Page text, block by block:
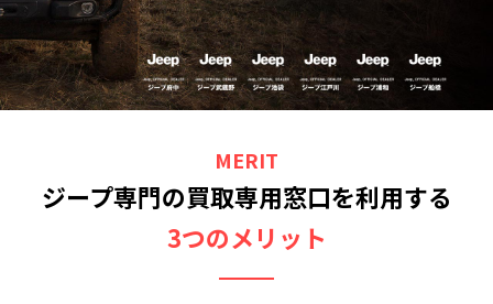
MERIT
ジープ専門の買取専用窓口を利用する
3つのメリット